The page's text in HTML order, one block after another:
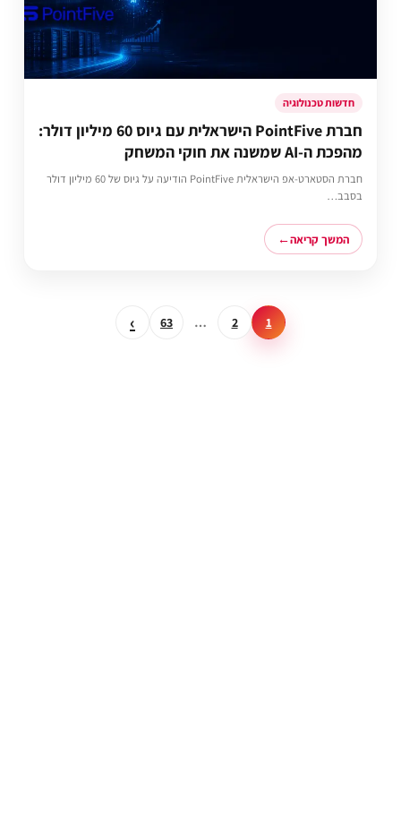
חדשות טכנולוגיה
חברת PointFive הישראלית עם גיוס 60 מיליון דולר:
מהפכת ה-AI שמשנה את חוקי המשחק
חברת הסטארט-אפ הישראלית PointFive הודיעה על גיוס של 60 מיליון דולר
בסבב…
המשך קריאה
1
2
…
63
›